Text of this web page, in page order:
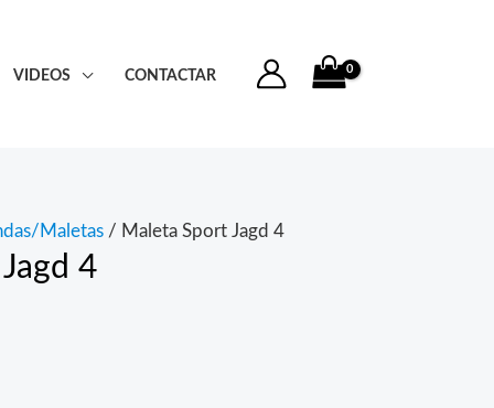
VIDEOS CONTACTAR
Maletas / Maleta Sport Jagd 4
4